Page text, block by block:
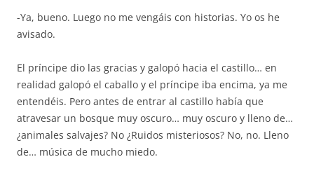
-Ya, bueno. Luego no me vengáis con historias. Yo os he
avisado.
El príncipe dio las gracias y galopó hacia el castillo… en
realidad galopó el caballo y el príncipe iba encima, ya me
entendéis. Pero antes de entrar al castillo había que
atravesar un bosque muy oscuro… muy oscuro y lleno de…
¿animales salvajes? No ¿Ruidos misteriosos? No, no. Lleno
de… música de mucho miedo.